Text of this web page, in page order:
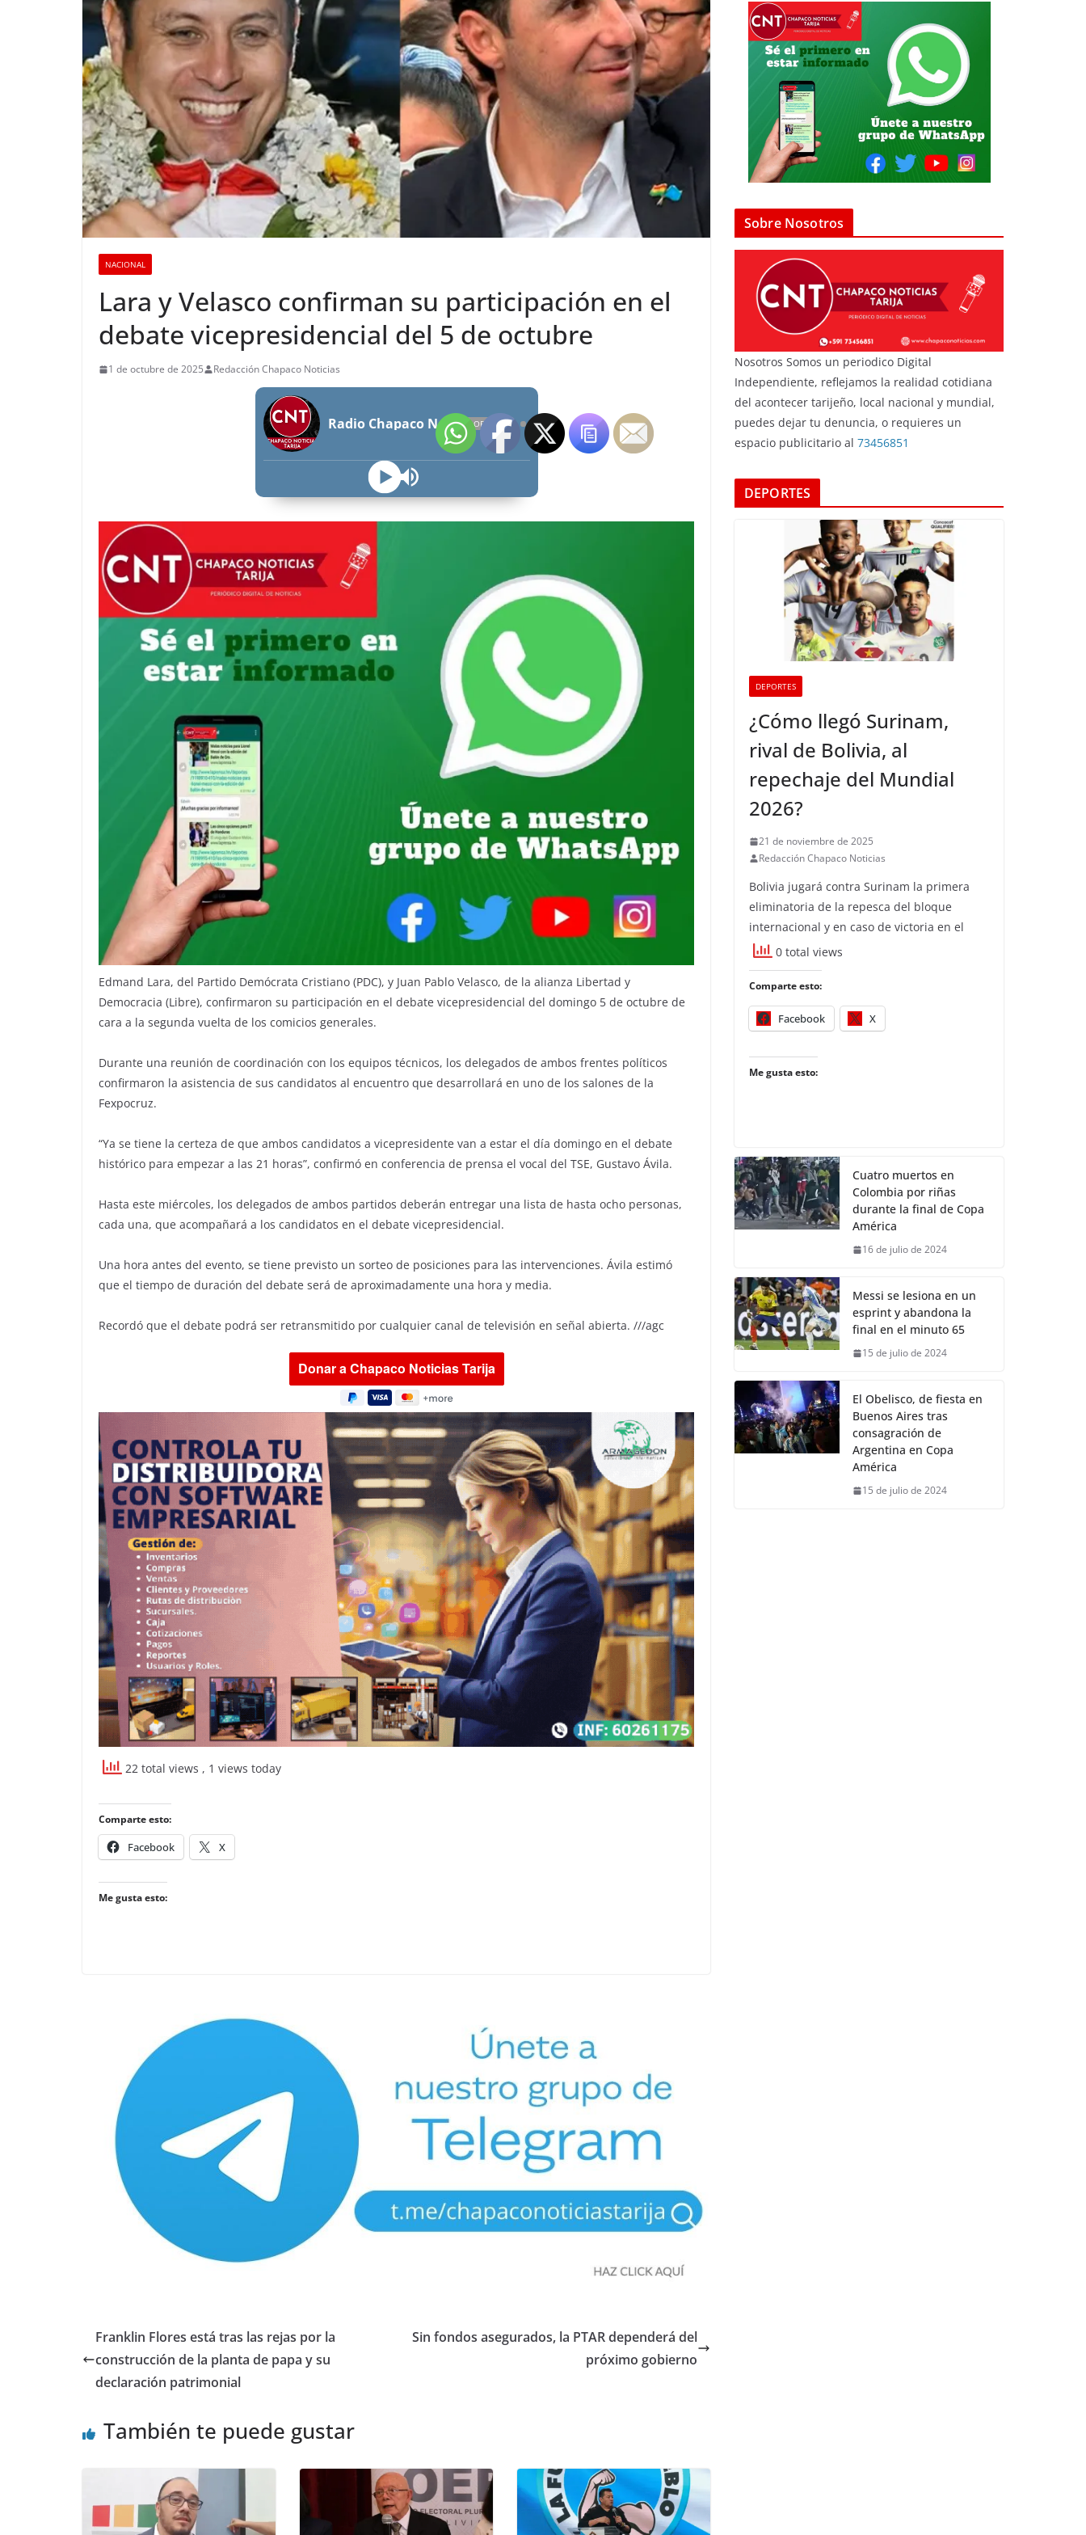
NACIONAL
Lara y Velasco confirman su participación en el
debate vicepresidencial del 5 de octubre
1 de octubre de 2025 Redacción Chapaco Noticias
Radio Chapaco Noticias Las 24 horas en vivo OFFLINE
Edmand Lara, del Partido Demócrata Cristiano (PDC), y Juan Pablo Velasco, de la alianza Libertad y
Democracia (Libre), confirmaron su participación en el debate vicepresidencial del domingo 5 de octubre de
cara a la segunda vuelta de los comicios generales.
Durante una reunión de coordinación con los equipos técnicos, los delegados de ambos frentes políticos
confirmaron la asistencia de sus candidatos al encuentro que desarrollará en uno de los salones de la
Fexpocruz.
“Ya se tiene la certeza de que ambos candidatos a vicepresidente van a estar el día domingo en el debate
histórico para empezar a las 21 horas”, confirmó en conferencia de prensa el vocal del TSE, Gustavo Ávila.
Hasta este miércoles, los delegados de ambos partidos deberán entregar una lista de hasta ocho personas,
cada una, que acompañará a los candidatos en el debate vicepresidencial.
Una hora antes del evento, se tiene previsto un sorteo de posiciones para las intervenciones. Ávila estimó
que el tiempo de duración del debate será de aproximadamente una hora y media.
Recordó que el debate podrá ser retransmitido por cualquier canal de televisión en señal abierta. ///agc
22 total views , 1 views today
Comparte esto:
Facebook X
Me gusta esto:
Franklin Flores está tras las rejas por la
construcción de la planta de papa y su
declaración patrimonial
Sin fondos asegurados, la PTAR dependerá del
próximo gobierno
También te puede gustar
Sobre Nosotros
Nosotros Somos un periodico Digital
Independiente, reflejamos la realidad cotidiana
del acontecer tarijeño, local nacional y mundial,
puedes dejar tu denuncia, o requieres un
espacio publicitario al 73456851
DEPORTES
DEPORTES
¿Cómo llegó Surinam,
rival de Bolivia, al
repechaje del Mundial
2026?
21 de noviembre de 2025
Redacción Chapaco Noticias
Bolivia jugará contra Surinam la primera
eliminatoria de la repesca del bloque
internacional y en caso de victoria en el
0 total views
Comparte esto:
Facebook X
Me gusta esto:
Cuatro muertos en
Colombia por riñas
durante la final de Copa
América
16 de julio de 2024
Messi se lesiona en un
esprint y abandona la
final en el minuto 65
15 de julio de 2024
El Obelisco, de fiesta en
Buenos Aires tras
consagración de
Argentina en Copa
América
15 de julio de 2024